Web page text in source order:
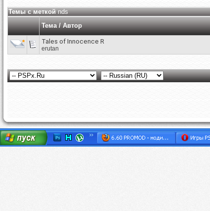
Темы с меткойnds
Тема / Автор
Tales of Innocence R
erutan